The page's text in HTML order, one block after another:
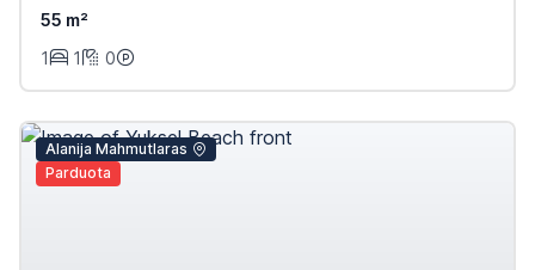
55 m²
1
1 0
Alanija Mahmutlaras
Parduota